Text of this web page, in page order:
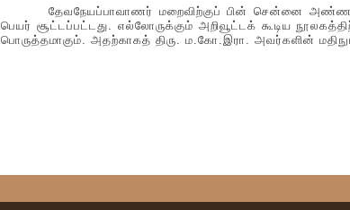
தேவநேயப்பாவாணர் மறைவிற்குப் பின் சென்னை
பெயர் சூட்டப்பட்டது. எல்லோருக்கும் அறிவூட்டக் கூடிய
பொருத்தமாகும். அதற்காகத் திரு. ம.கோ.இரா. அவர்களின்